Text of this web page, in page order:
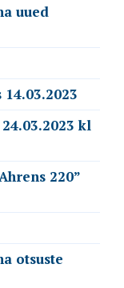
uued
kl
220”
otsuste